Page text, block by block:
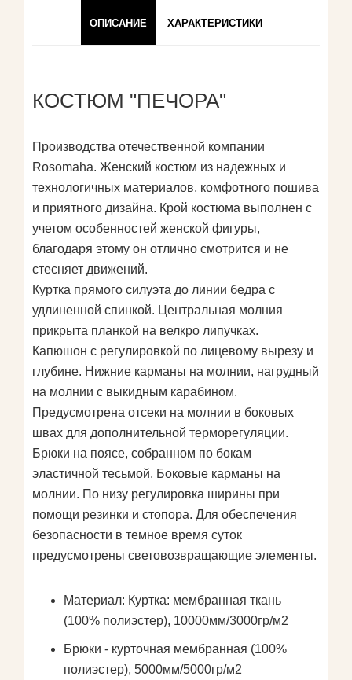
ОПИСАНИЕ ХАРАКТЕРИСТИКИ
КОСТЮМ "ПЕЧОРА"
Производства отечественной компании
Rosomaha. Женский костюм из надежных и
технологичных материалов, комфотного пошива
и приятного дизайна. Крой костюма выполнен с
учетом особенностей женской фигуры,
благодаря этому он отлично смотрится и не
стесняет движений.
Куртка прямого силуэта до линии бедра с
удлиненной спинкой. Центральная молния
прикрыта планкой на велкро липучках.
Капюшон с регулировкой по лицевому вырезу и
глубине. Нижние карманы на молнии, нагрудный
на молнии с выкидным карабином.
Предусмотрена отсеки на молнии в боковых
швах для дополнительной терморегуляции.
Брюки на поясе, собранном по бокам
эластичной тесьмой. Боковые карманы на
молнии. По низу регулировка ширины при
помощи резинки и стопора. Для обеспечения
безопасности в темное время суток
предусмотрены световозвращающие элементы.
Материал: Куртка: мембранная ткань
(100% полиэстер), 10000мм/3000гр/м2
Брюки - курточная мембранная (100%
полиэстер), 5000мм/5000гр/м2